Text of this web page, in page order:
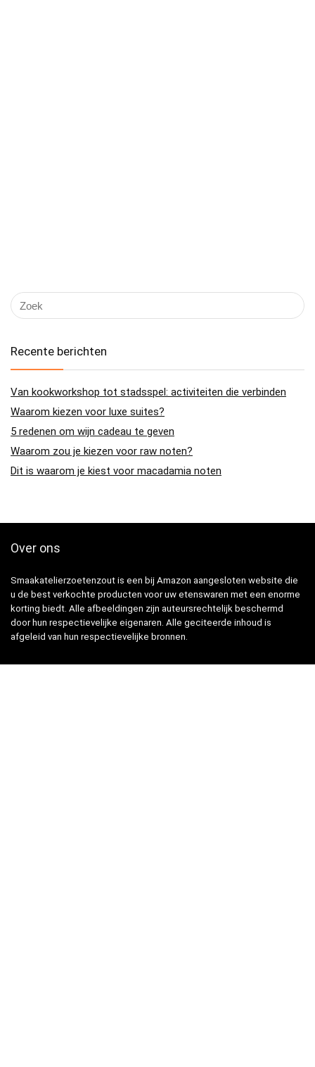
Recente berichten
Van kookworkshop tot stadsspel: activiteiten die verbinden
Waarom kiezen voor luxe suites?
5 redenen om wijn cadeau te geven
Waarom zou je kiezen voor raw noten?
Dit is waarom je kiest voor macadamia noten
Over ons
Smaakatelierzoetenzout is een bij Amazon aangesloten website die
u de best verkochte producten voor uw etenswaren met een enorme
korting biedt. Alle afbeeldingen zijn auteursrechtelijk beschermd
door hun respectievelijke eigenaren. Alle geciteerde inhoud is
afgeleid van hun respectievelijke bronnen.